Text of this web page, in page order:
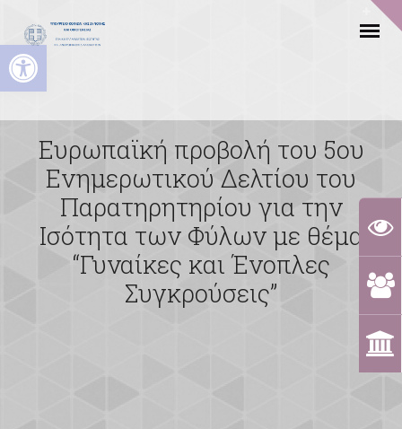
Ανοίξτε τη γραμμή εργαλείων
Ευρωπαϊκή προβολή του 5ου
Ενημερωτικού Δελτίου του
Παρατηρητηρίου για την
Ισότητα των Φύλων με θέμα
“Γυναίκες και Ένοπλες
Συγκρούσεις”